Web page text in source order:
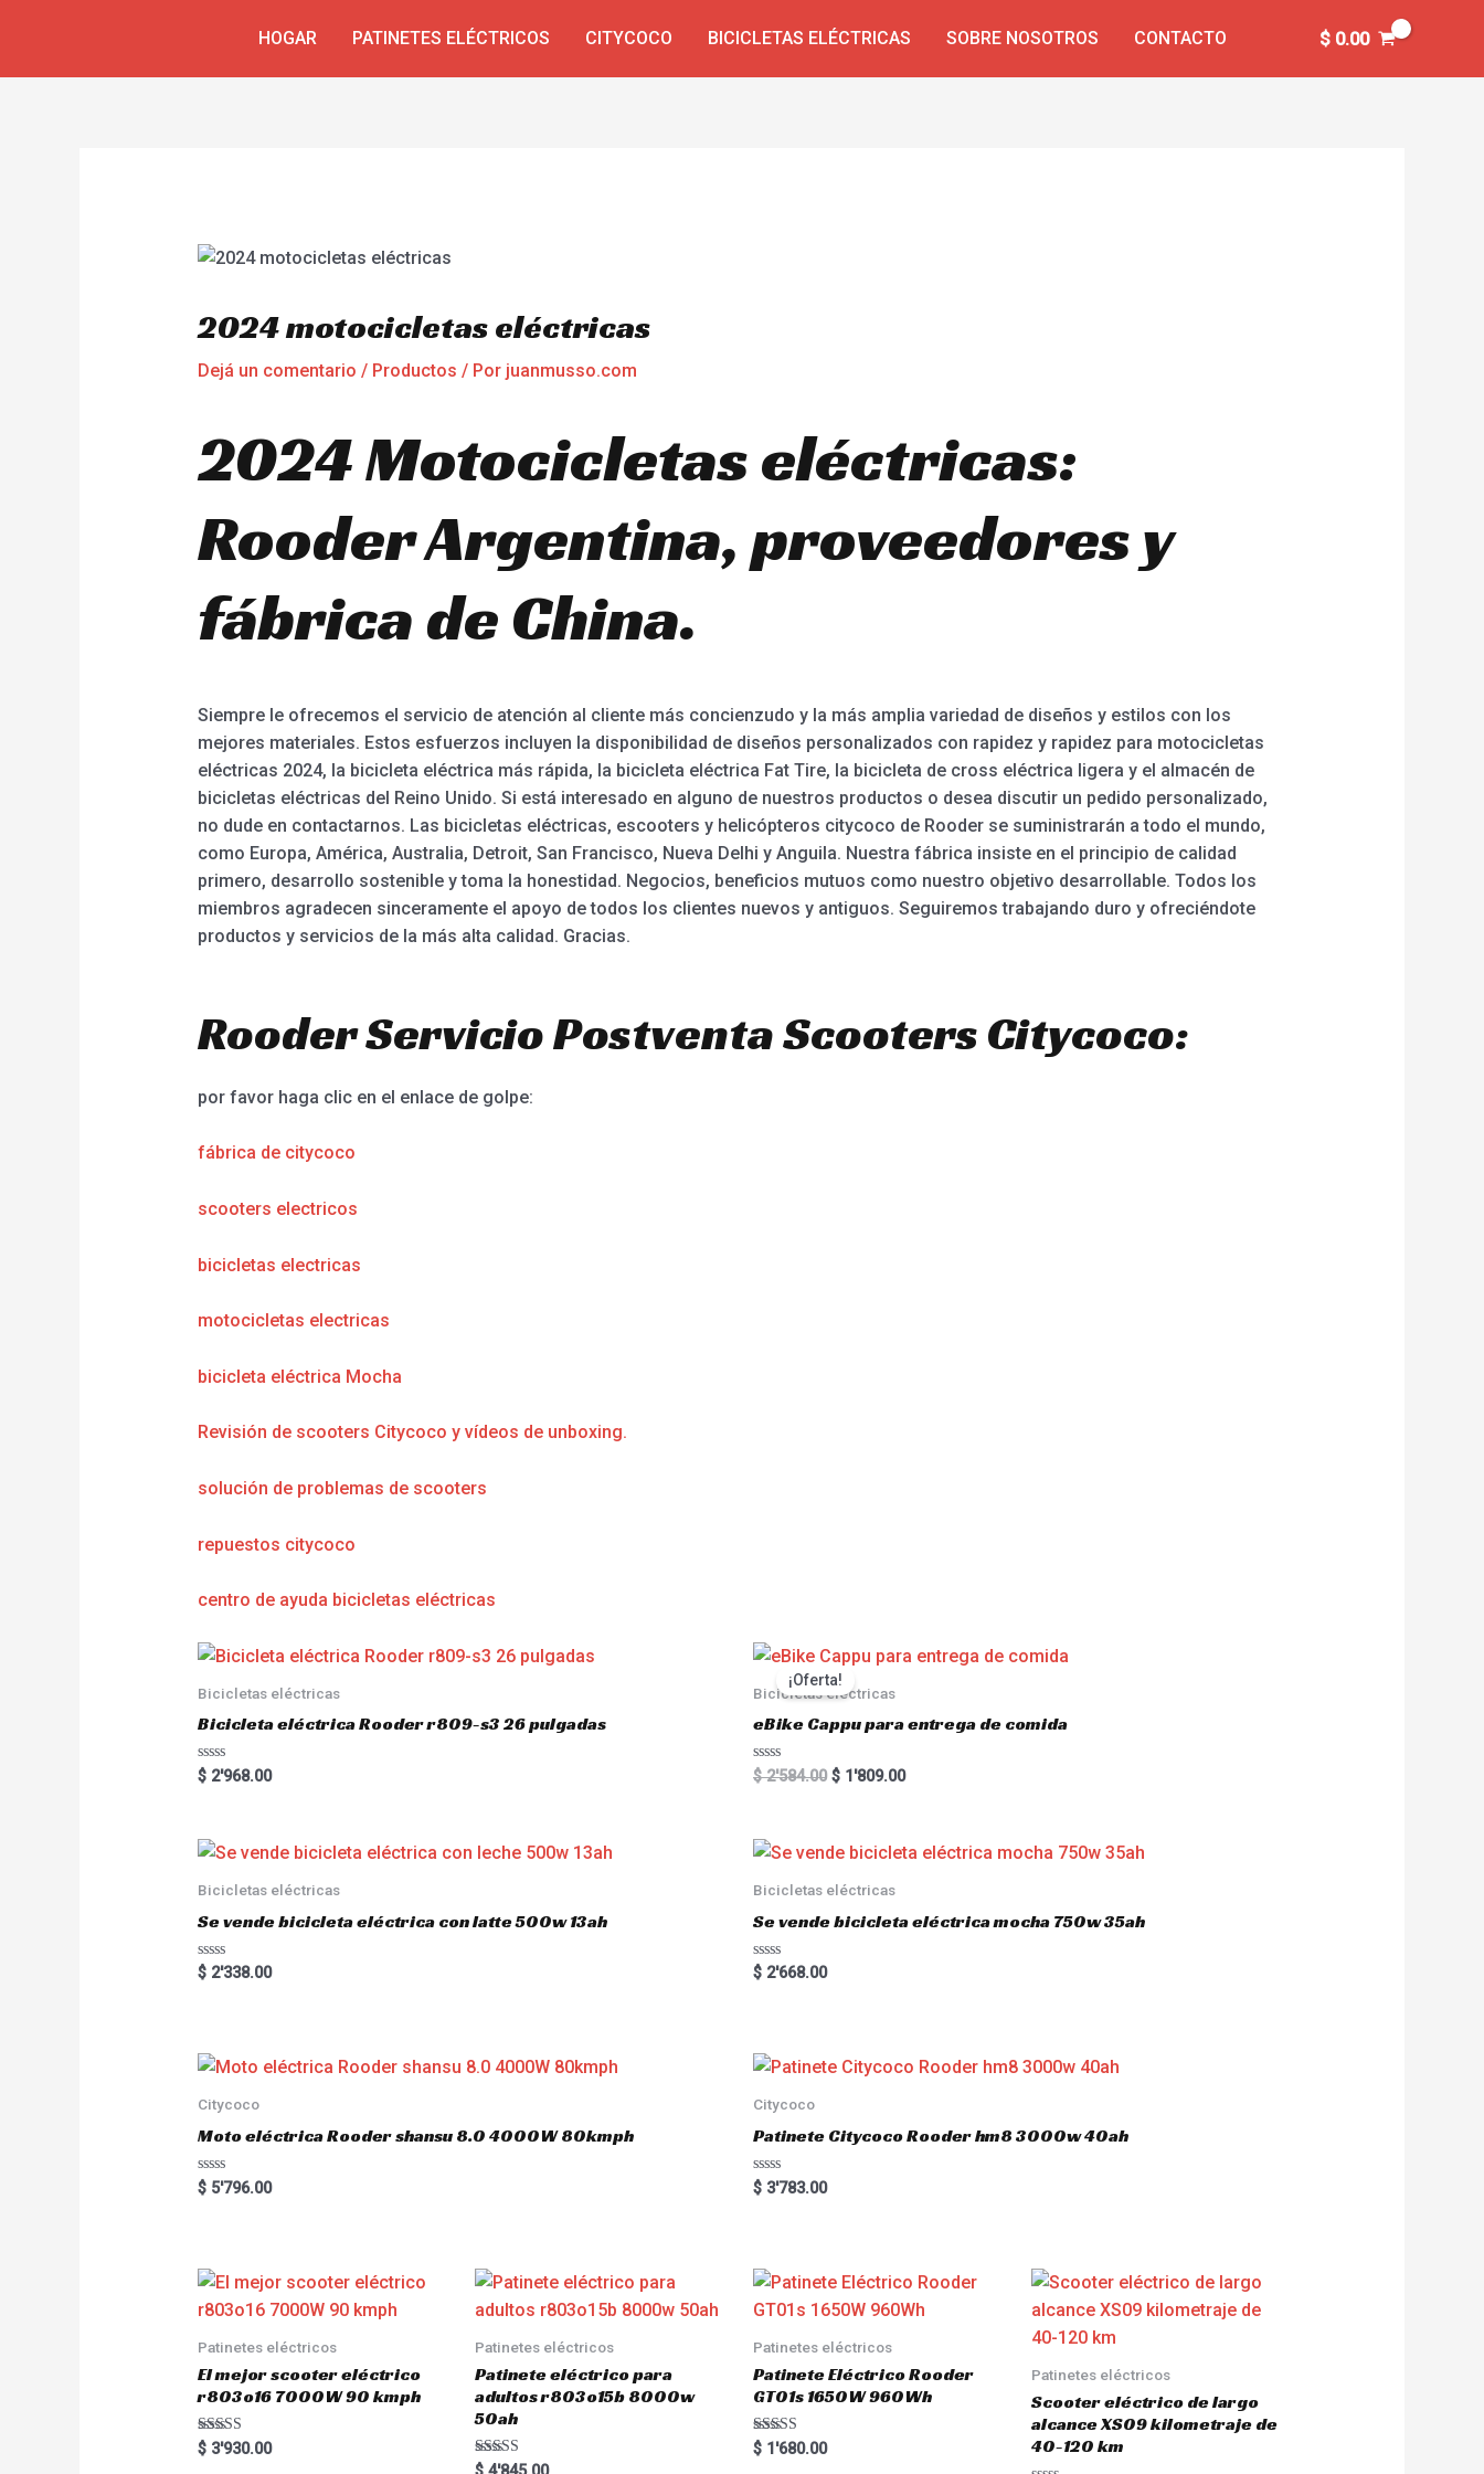
HOGAR PATINETES ELÉCTRICOS CITYCOCO BICICLETAS ELÉCTRICAS SOBRE NOSOTROS CONTACTO $0.00
2024 motocicletas eléctricas
Dejá un comentario / Productos / Por juanmusso.com
2024 Motocicletas eléctricas:
Rooder Argentina, proveedores y
fábrica de China.
Siempre le ofrecemos el servicio de atención al cliente más concienzudo y la más amplia variedad de diseños y estilos con los
mejores materiales. Estos esfuerzos incluyen la disponibilidad de diseños personalizados con rapidez y rapidez para motocicletas
eléctricas 2024, la bicicleta eléctrica más rápida, la bicicleta eléctrica Fat Tire, la bicicleta de cross eléctrica ligera y el almacén de
bicicletas eléctricas del Reino Unido. Si está interesado en alguno de nuestros productos o desea discutir un pedido personalizado,
no dude en contactarnos. Las bicicletas eléctricas, escooters y helicópteros citycoco de Rooder se suministrarán a todo el mundo,
como Europa, América, Australia, Detroit, San Francisco, Nueva Delhi y Anguila. Nuestra fábrica insiste en el principio de calidad
primero, desarrollo sostenible y toma la honestidad. Negocios, beneficios mutuos como nuestro objetivo desarrollable. Todos los
miembros agradecen sinceramente el apoyo de todos los clientes nuevos y antiguos. Seguiremos trabajando duro y ofreciéndote
productos y servicios de la más alta calidad. Gracias.
Rooder Servicio Postventa Scooters Citycoco:
por favor haga clic en el enlace de golpe:
fábrica de citycoco
scooters electricos
bicicletas electricas
motocicletas electricas
bicicleta eléctrica Mocha
Revisión de scooters Citycoco y vídeos de unboxing.
solución de problemas de scooters
repuestos citycoco
centro de ayuda bicicletas eléctricas
Bicicletas eléctricas
Bicicleta eléctrica Rooder r809-s3 26 pulgadas
R
a
0
o
t
f
5
$2'968.00
¡Oferta!
Bicicletas eléctricas
eBike Cappu para entrega de comida
R
a
0
o
t
f
5
$2'584.00 $ 1'809.00
Bicicletas eléctricas
Se vende bicicleta eléctrica con latte 500w 13ah
R
a
o
u
o
f
5
$2'338.00
Bicicletas eléctricas
Se vende bicicleta eléctrica mocha 750w 35ah
R
a
o
u
o
f
5
$ 2'668.00
Citycoco
Moto eléctrica Rooder shansu 8.0 4000W 80kmph
R
a
o
u
o
5
$5'796.00
Citycoco
Patinete Citycoco Rooder hm8 3000w 40ah
R
a
o
u
t
o
5
$ 3'783.00
Patinetes eléctricos
El mejor scooter eléctrico
r803o16 7000W 90 kmph
Rated
5.00
$3'930.00
Patinetes eléctricos
Patinete eléctrico para
adultos r803o15b 8000w
50ah
Rated
Patinetes eléctricos
Patinete Eléctrico Rooder
GT01s 1650W 960Wh
Rated
5.00
$ 1'680.00
Patinetes eléctricos
Scooter eléctrico de largo
alcance XS09 kilometraje de
40-120 km